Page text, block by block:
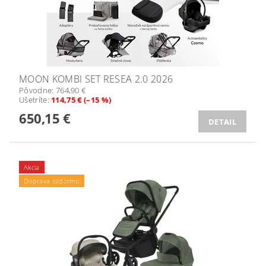
MOON KOMBI SET RESEA 2.0 2026
Pôvodne: 764,90 €
Ušetríte: 114,75 € (–15 %)
650,15 € DETAIL
Akcia
Doprava zadarmo